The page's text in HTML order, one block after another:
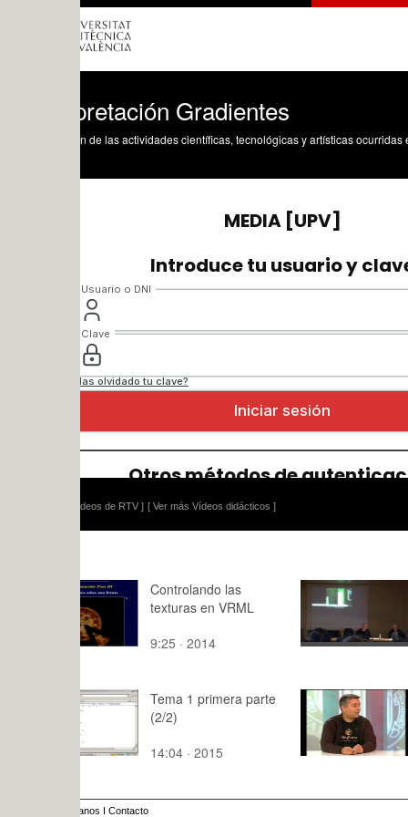
Gradientes
de las actividades científicas, tecnológicas y artísticas ocurridas en los tres
[ Ver más Vídeos didácticos ]
Controlando las
texturas en VRML
9:25 · 2014
6/7 LOS
DEL
E.
91:38 ·
Tema 1 primera parte
(2/2)
14:04 · 2015
Entrevista
Animation
36:14 ·